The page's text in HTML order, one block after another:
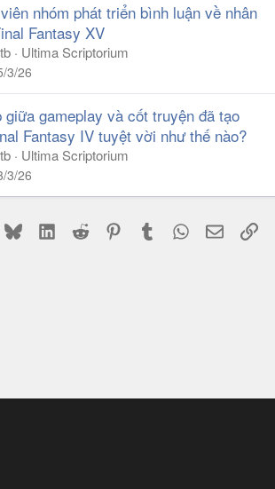
nhóm phát triển bình luận về nhân
Fantasy XV
Ultima Scriptorium
3/26
giữa gameplay và cốt truyện đã tạo
Fantasy IV tuyệt vời như thế nào?
Ultima Scriptorium
3/26
BlueskyLinkedIn
Reddit PinterestTumblr WhatsApp
Email